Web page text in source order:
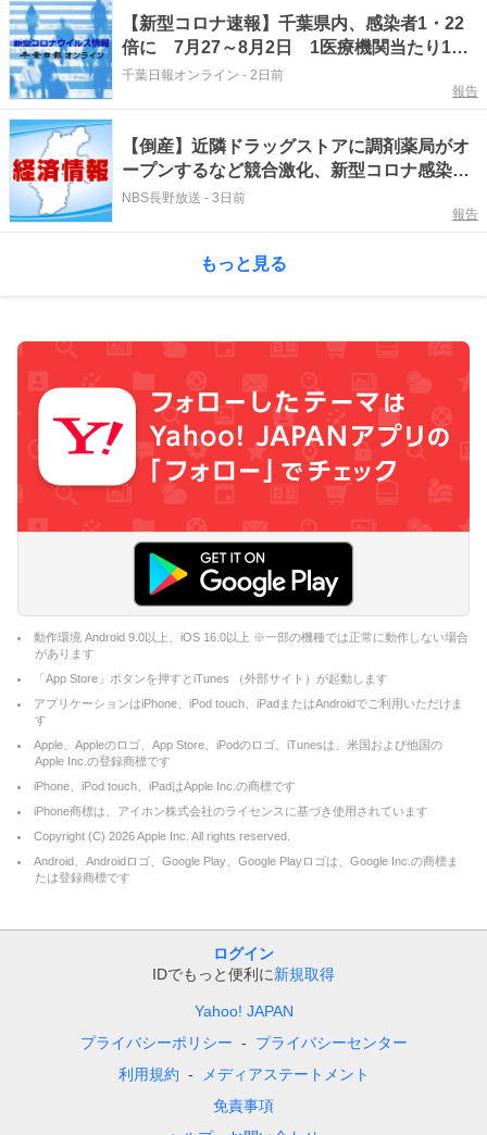
【新型コロナ速報】千葉県内、感染者1・22
倍に 7月27～8月2日 1医療機関当たり1・
27人
千葉日報オンライン - 2日前
報告
【倒産】近隣ドラッグストアに調剤薬局がオ
ープンするなど競合激化、新型コロナ感染拡
大の影響で売り上げ低迷 調剤薬局を運営す
る医薬品の小売業者が事業停止、自己破産申
NBS長野放送 - 3日前
報告
もっと見る
動作環境 Android 9.0以上、iOS 16.0以上 ※一部の機種では正常に動作しない場合
があります
「App Store」ボタンを押すとiTunes （外部サイト）が起動します
アプリケーションはiPhone、iPod touch、iPadまたはAndroidでご利用いただけま
す
Apple、Appleのロゴ、App Store、iPodのロゴ、iTunesは、米国および他国の
Apple Inc.の登録商標です
iPhone、iPod touch、iPadはApple Inc.の商標です
iPhone商標は、アイホン株式会社のライセンスに基づき使用されています
Copyright (C) 2026Apple Inc. All rights reserved.
Android、Androidロゴ、Google Play、Google Playロゴは、Google Inc.の商標ま
たは登録商標です
ログイン
IDでもっと便利に新規取得
Yahoo! JAPAN
プライバシーポリシー
プライバシーセンター
利用規約
メディアステートメント
免責事項